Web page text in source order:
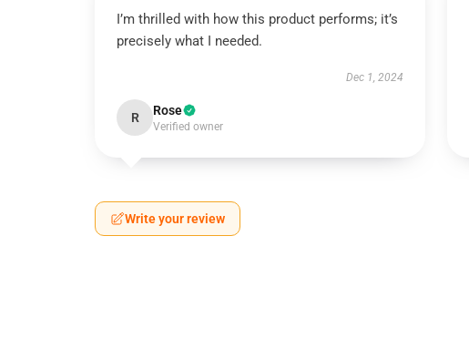
I’m thrilled with how this product performs; it’s
precisely what I needed.
Dec 1, 2024
R Rose
Verified owner
Write your review